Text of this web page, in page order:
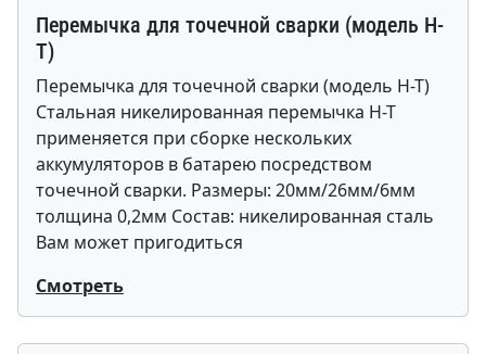
Перемычка для точечной сварки (модель H-
T)
Перемычка для точечной сварки (модель H-T)
Стальная никелированная перемычка H-T
применяется при сборке нескольких
аккумуляторов в батарею посредством
точечной сварки. Размеры: 20мм/26мм/6мм
толщина 0,2мм Состав: никелированная сталь
Вам может пригодиться
Смотреть